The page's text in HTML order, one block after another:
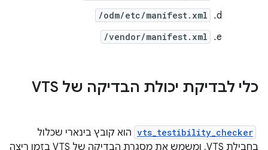
/odm/etc/manifest.xml
/vendor/manifest.xml
כלי לבדיקת יכולת הבדיקה של VTS
vts_testibility_checker הוא קובץ בינארי שכלול
בחבילת VTS, ומשמש את מסגרת הבדיקה של VTS בזמן ריצה